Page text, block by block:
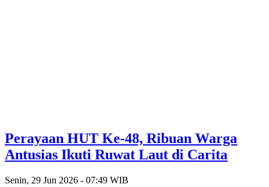
Perayaan HUT Ke-48, Ribuan Warga
Antusias Ikuti Ruwat Laut di Carita
Senin, 29 Jun 2026 - 07:49 WIB